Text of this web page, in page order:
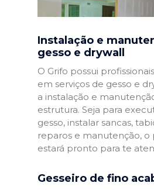
Instalação e
gesso e drywall
O Grifo possui
em serviços de gesso e
a instalação e
estrutura. Seja para
gesso, instalar sancas,
reparos e manutenção, o
estará pronto para te
Gesseiro de fino